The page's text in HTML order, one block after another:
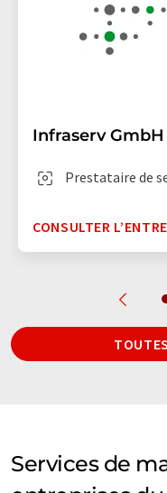
Infraserv
Prestataire de
CONSULTER
Services de